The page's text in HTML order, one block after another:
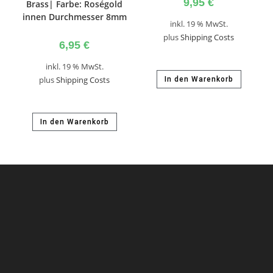
Brass| Farbe: Roségold
innen Durchmesser 8mm
6,95 €
inkl. 19 % MwSt.
plusShipping Costs
In den Warenkorb
9,95 €
inkl. 19 % MwSt.
plusShipping Costs
In den Warenkorb